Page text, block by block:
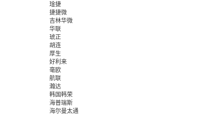
琻捷
捷捷微
吉林华微
华联
琥正
胡连
厚生
好利来
毫欧
航联
瀚达
韩国韩荣
海普瑞斯
海尔曼太通